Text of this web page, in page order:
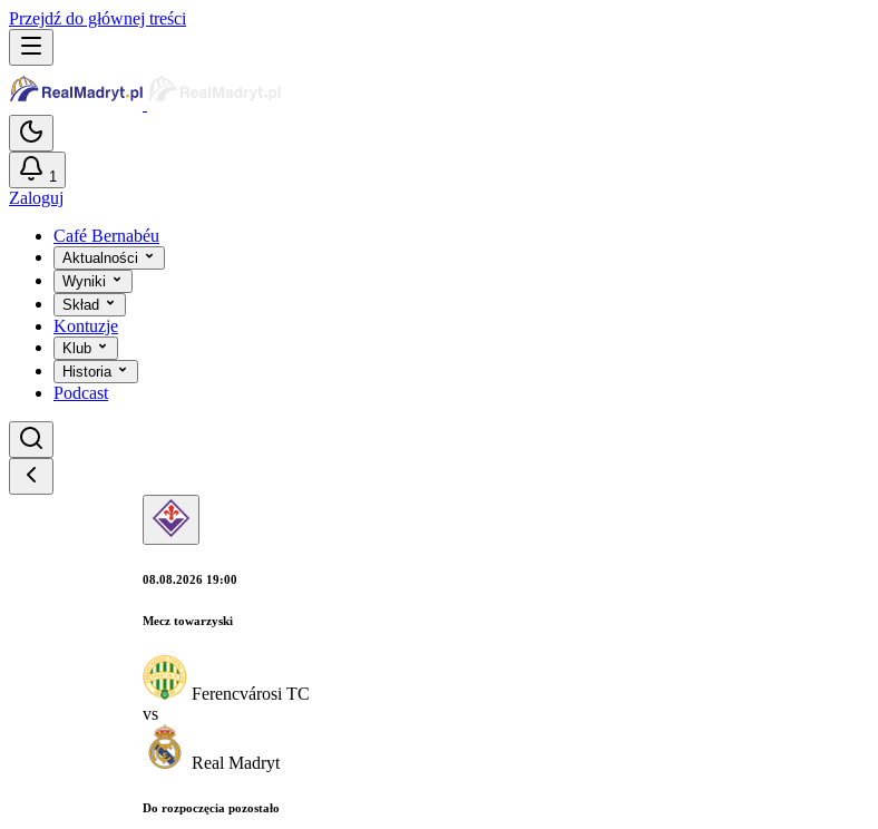
Przejdź do głównej treści
1
Zaloguj
Café Bernabéu
Aktualności
Wyniki
Skład
Kontuzje
Klub
Historia
Podcast
08.08.2026 19:00
Mecz towarzyski
Ferencvárosi TC
vs
Real Madryt
Do rozpoczęcia pozostało